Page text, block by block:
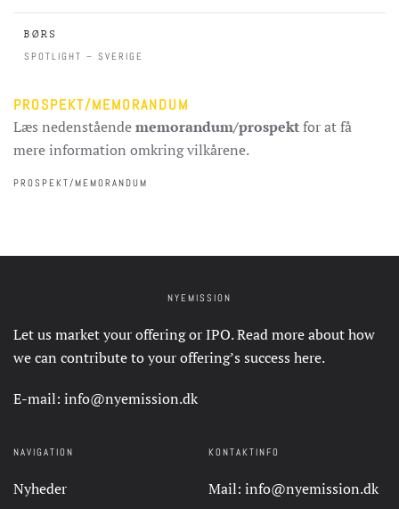
BØRS
SPOTLIGHT – SVERIGE
PROSPEKT/MEMORANDUM
Læs nedenståendememorandum/prospektfor at få
mere information omkring vilkårene.
PROSPEKT/MEMORANDUM
NYEMISSION
Let us market your offering or IPO. Read more about how
we can contribute to your offering’s success here.
E-mail: info@nyemission.dk
NAVIGATION
Nyheder
KONTAKTINFO
Mail: info@nyemission.dk